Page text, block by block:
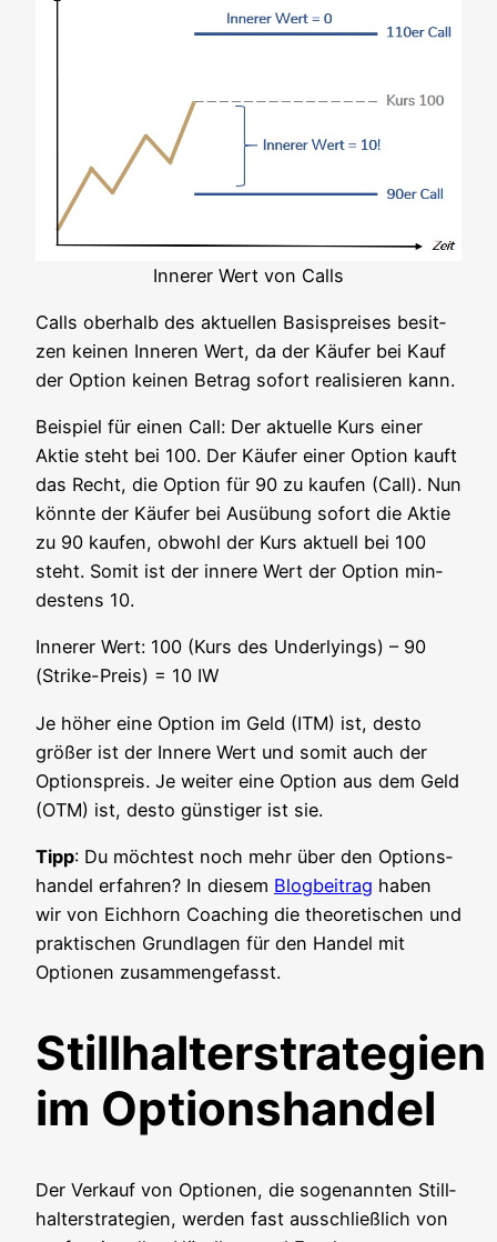
Inne­rer Wert von Calls
Calls ober­halb des aktu­el­len Basis­prei­ses besit­
zen kei­nen Inne­ren Wert, da der Käu­fer bei Kauf
der Opti­on kei­nen Betrag sofort rea­li­sie­ren kann.
Bei­spiel für einen Call: Der aktu­el­le Kurs einer
Aktie steht bei 100. Der Käu­fer einer Opti­on kauft
das Recht, die Opti­on für 90 zu kau­fen (Call). Nun
könn­te der Käu­fer bei Aus­übung sofort die Aktie
zu 90 kau­fen, obwohl der Kurs aktu­ell bei 100
steht. Somit ist der inne­re Wert der Opti­on min­
des­tens 10.
Inne­rer Wert: 100 (Kurs des Under­lyings) – 90
(Strike-Preis) = 10 IW
Je höher eine Opti­on im Geld (ITM) ist, des­to
grö­ßer ist der Inne­re Wert und somit auch der
Opti­ons­preis. Je wei­ter eine Opti­on aus dem Geld
(OTM) ist, des­to güns­ti­ger ist sie.
Tipp: Du möch­test noch mehr über den Opti­ons­
han­del erfah­ren? In die­sem Blog­bei­trag haben
wir von Eich­horn Coa­ching die theo­re­ti­schen und
prak­ti­schen Grund­la­gen für den Han­del mit
Optio­nen zusammengefasst.
Stillhalterstrategien
im Optionshandel
Der Ver­kauf von Optio­nen, die soge­nann­ten Still­
hal­ter­stra­te­gien, wer­den fast aus­schließ­lich von